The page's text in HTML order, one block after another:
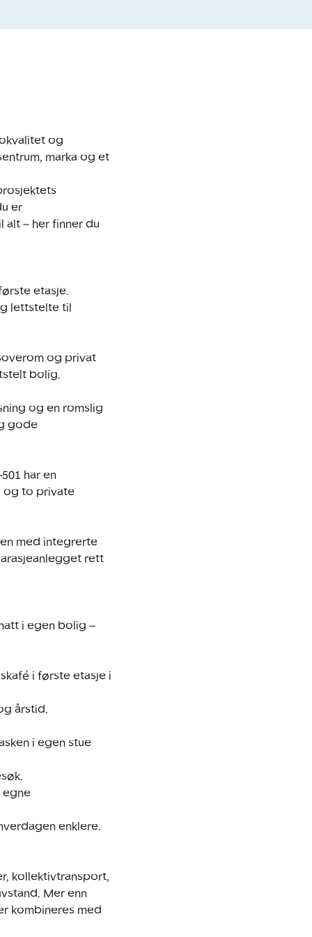
og
marka og et
er
– her finner du
etasje.
lettstelte til
og privat
bolig.
og en romslig
gode
har en
og to private
med integrerte
rett
i egen bolig –
i første etasje i
årstid.
i egen stue
egne
enklere.
kollektivtransport,
Mer enn
kombineres med